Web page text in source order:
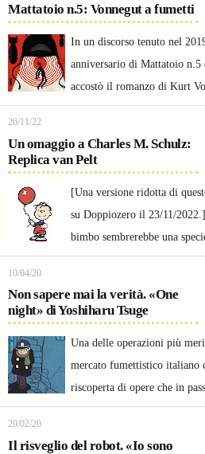
Mattatoio n.5: Vonnegut a fumetti
In un discorso tenuto nel
anniversario di Mattatoio n.5
accostò il romanzo di Kurt
26/11/22
Un omaggio a Charles M. Schulz:
Replica van Pelt
[Una versione ridotta di
su Doppiozero il 23/11/
bimbo sembrerebbe una
10/04/20
Non sapere mai la verità. «One
night» di Yoshiharu Tsuge
Una delle operazioni più
mercato fumettistico italiano
riscoperta di opere che in
20/02/20
Il risveglio del robot. «Io sono